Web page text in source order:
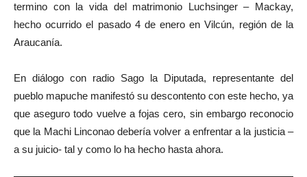
termino con la vida del matrimonio Luchsinger – Mackay,
hecho ocurrido el pasado 4 de enero en Vilcún, región de la
Araucanía.
En diálogo con radio Sago la Diputada, representante del
pueblo mapuche manifestó su descontento con este hecho, ya
que aseguro todo vuelve a fojas cero, sin embargo reconocio
que la Machi Linconao debería volver a enfrentar a la justicia –
a su juicio- tal y como lo ha hecho hasta ahora.